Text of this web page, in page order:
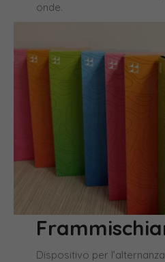
onde.
Dispositivo per